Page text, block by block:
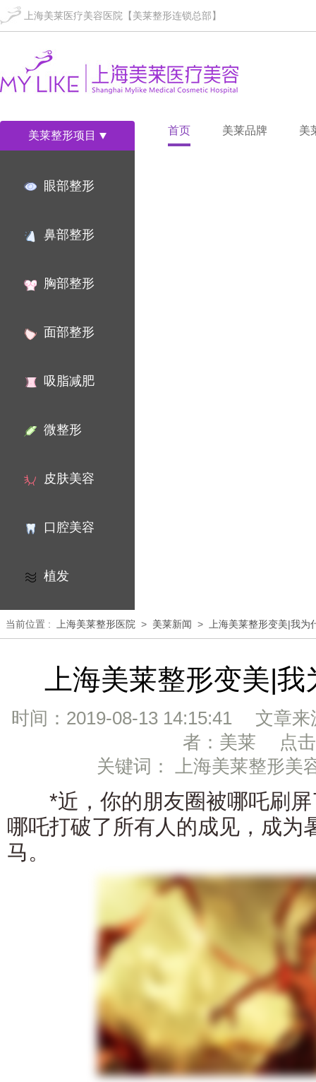
上海美莱医疗美容医院【美莱整形连锁总部】
美莱整形项目
眼部整形
鼻部整形
胸部整形
面部整形
吸脂减肥
微整形
皮肤美容
口腔美容
植发
首页 美莱品牌 美
当前位置 : 上海美莱整形医院 > 美莱新闻 > 上海美莱整形变美|我为
上海美莱整形变美|
时间：2019-08-13 14:15:41 文章来
者：美莱 点击
关键词： 上海美莱整形美
*近，你的朋友圈被哪吒刷屏
哪吒打破了所有人的成见，成为
马。